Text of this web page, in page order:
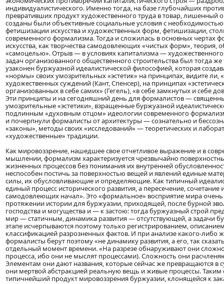
индивидуалистического. Именно тогда, на базе глубочайших
превративших продукт художественного труда в товар, лишенный
созданы были объективные социальные условия с
фетишизации искусства и художественных форм, фетишизации,
современного формализма. Тогда и сложилась в основных чертах
искусства, как творчества самодовлеющих «чистых форм», теория,
«самоцелью». Отрыв — в условиях капитализма — художественного
задач организованного общественного строительства был тогда
узаконен буржуазной идеалистической философией, которая
«нормы» своих умозрительных «эстетик» на принципах, видите ли,
художественных суждений (Кант, Спенсер), на принципах
организованных в себе самих» (Гегель), «в себе замкнутых и себе
Эти принципы и на сегодняшний день для формалистов —
умозрительные «эстетики», взращенные буржуазной
подлинным «духовным отцом» идеологии современного
и почерпнули формалисты от архитектуры — сознательно и
«законы», методы своих «исследований» — теоретических и
«художественные» традиции.
Как мировоззрение, нашедшее свое отчетливое выражение и в
мышлении, формализм характеризуется чрезвычайно
жизненных процессов без понимания их внутренней
неспособен постичь за поверхностью вещей и явлений единые
силы, их обусловливающие и определяющие. Как типичный
единый процесс исторического развития, а пересечение, сочетание
самодовлеющих начал». Это «формальное» восприятие мира очень
протяжении истории для буржуазии, приходящей, после бурной
господства и могущества и — к застою: тогда буржуазный строй
мир — статичным, динамика развития — отсутствующей, а задачи
этапе исчерпываются поэтому только регистрированием,
классификацией разрозненных фактов. И при анализе какого-либо
формалисты берут поэтому «не динамику развития, а его, так
отдельный момент времени. «На разрезе обнаруживают они
процесса, ибо они не мыслят процессами). Сложность они
Элементам они дают названия, которые сейчас же превращаются в
они мертвой абстракцией реальную вещь и живые процессы.
типичнейший продукт мировоззрения буржуазии, клонящейся к